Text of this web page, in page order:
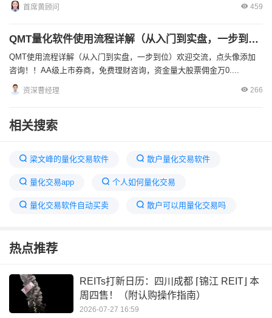
首席黄顾问 459
QMT量化软件使用流程详解（从入门到实盘，一步到位）
QMT使用流程详解（从入门到实盘，一步到位）欢迎交流，点头像添加
咨询！！AA级上市券商，免费理财咨询，资金量大股票佣金万0....
资深曹经理 266
相关搜索
梁文峰的量化交易软件 散户量化交易软件
量化交易app 个人如何量化交易
量化交易软件自动买卖 散户可以用量化交易吗
免费开源的量化交易系统
量化交易软件哪个好 量化到底是怎么赚钱的
热点推荐
REITs打新日历：四川成都 ⌈锦江 REIT⌋ 本
周四售！（附认购操作指南）
2026-07-27 16:59